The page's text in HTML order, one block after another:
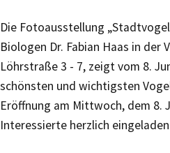
Die Fotoausstellung
Biologen Dr. Fabian Haas in der
Löhrstraße 3 - 7, zeigt vom 8.
schönsten und wichtigsten
Eröffnung am Mittwoch, dem 8.
Interessierte herzlich